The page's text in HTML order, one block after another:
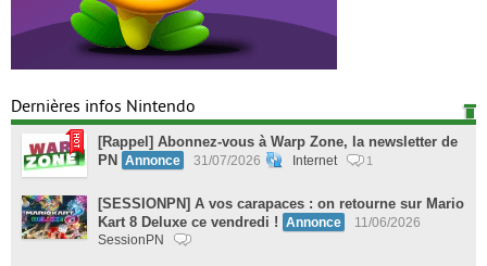
Dernières infos Nintendo
[Rappel] Abonnez-vous à Warp Zone, la newsletter de
PN
Annonce 31/07/2026 Internet 1
[SESSIONPN] A vos carapaces : on retourne sur Mario
Kart 8 Deluxe ce vendredi !
Annonce
11/06/2026
SessionPN